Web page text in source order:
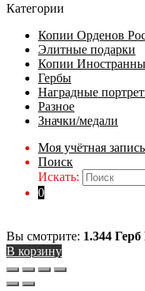
Категории
Копии Орденов
Элитные подарки
Копии
Гербы
Наградные
Разное
Значки/медали
Моя учётная запись
Поиск
Искать:
0
Вы смотрите: 1.344
В корзину